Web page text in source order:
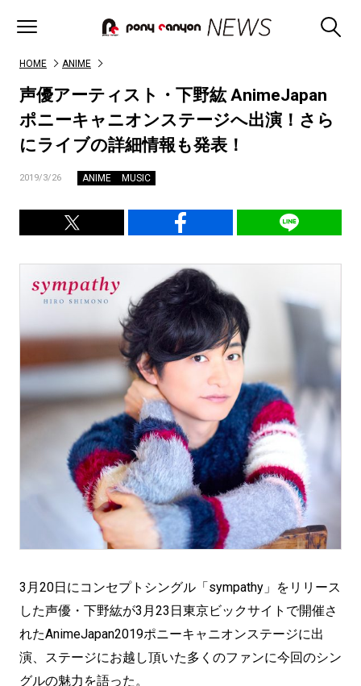
HOME ANIME
声優アーティスト・下野紘 AnimeJapan
ポニーキャニオンステージへ出演！さら
にライブの詳細情報も発表！
2019/3/26 ANIME MUSIC
3月20日にコンセプトシングル「sympathy」をリリース
した声優・下野紘が3月23日東京ビックサイトで開催さ
れたAnimeJapan2019ポニーキャニオンステージに出
演、ステージにお越し頂いた多くのファンに今回のシン
グルの魅力を語った。